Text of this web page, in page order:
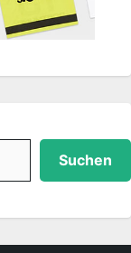
Suchen